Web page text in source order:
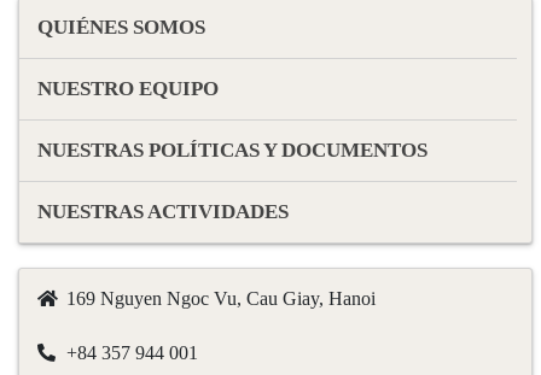
QUIÉNES SOMOS
NUESTRO EQUIPO
NUESTRAS POLÍTICAS Y DOCUMENTOS
NUESTRAS ACTIVIDADES
169 Nguyen Ngoc Vu, Cau Giay, Hanoi
+84 357 944 001